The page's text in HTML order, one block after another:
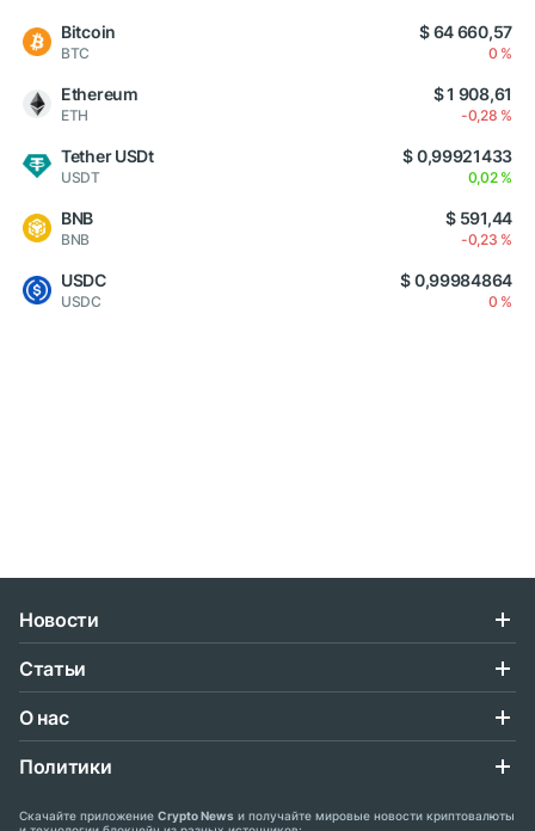
Bitcoin
BTC
$ 64 660,57
0 %
Ethereum
ETH
$ 1 908,61
-0,28 %
Tether USDt
USDT
$ 0,99921433
0,02 %
BNB
BNB
$ 591,44
-0,23 %
USDC
USDC
$ 0,99984864
0 %
Новости
Статьи
О нас
Политики
Скачайте приложение Crypto News и получайте мировые новости криптовалюты